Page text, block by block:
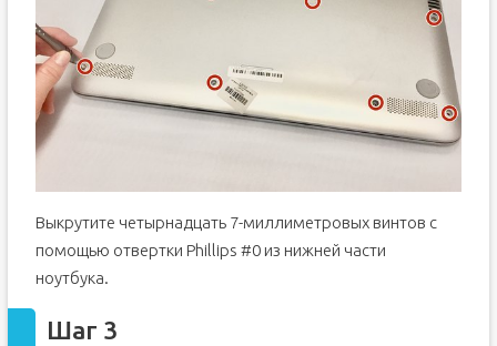
Выкрутите четырнадцать 7-миллиметровых винтов с
помощью отвертки Phillips #0 из нижней части
ноутбука.
Шаг 3